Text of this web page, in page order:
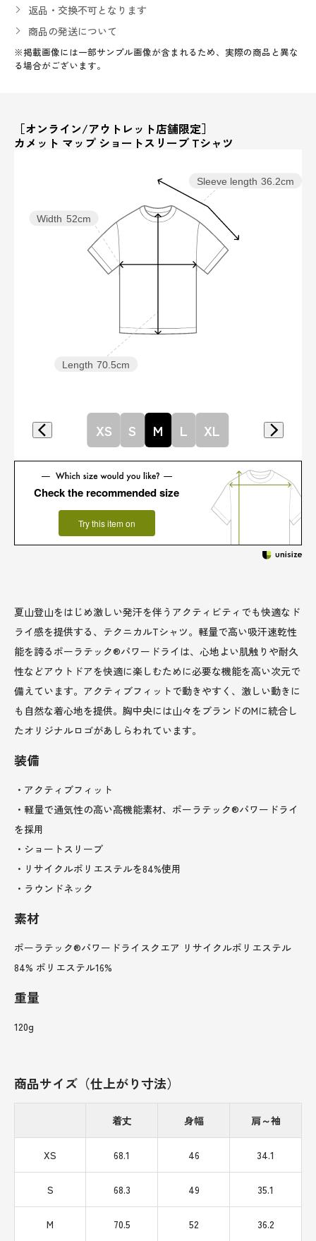
返品・交換不可となります
商品の発送について
※掲載画像には一部サンプル画像が含まれるため、実際の商品と異な
る場合がございます。
［オンライン/アウトレット店舗限定］
カメット マップ ショートスリーブ Tシャツ
Sleeve length 36.2cm
Length 70.5cm
Width 52cm
XS S M L XL
Check the recommended size
Try this item on
夏山登山をはじめ激しい発汗を伴うアクティビティでも快適なド
ライ感を提供する、テクニカルTシャツ。軽量で高い吸汗速乾性
能を誇るポーラテック®パワードライは、心地よい肌触りや耐久
性などアウトドアを快適に楽しむために必要な機能を高い次元で
備えています。アクティブフィットで動きやすく、激しい動きに
も自然な着心地を提供。胸中央には山々をブランドのMに統合し
たオリジナルロゴがあしらわれています。
装備
・アクティブフィット
・軽量で通気性の高い高機能素材、ポーラテック®パワードライ
を採用
・ショートスリーブ
・リサイクルポリエステルを84%使用
・ラウンドネック
素材
ポーラテック®パワードライスクエア リサイクルポリエステル
84% ポリエステル16%
重量
120g
商品サイズ（仕上がり寸法）
着丈 身幅 肩～袖
XS 68.1 46 34.1
S 68.3 49 35.1
M 70.5 52 36.2